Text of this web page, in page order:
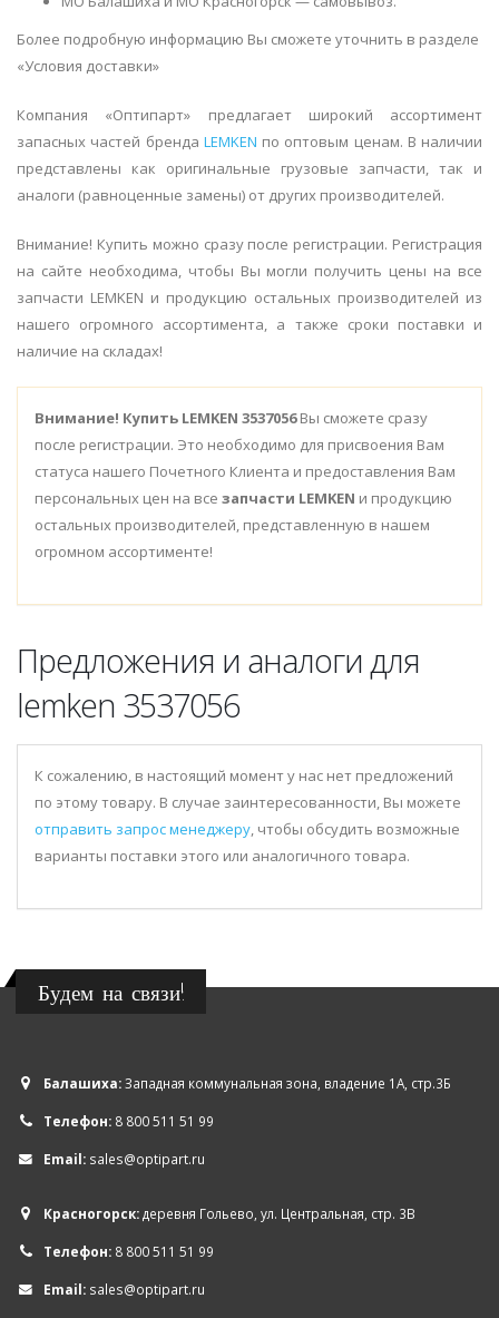
Более подробную информацию Вы сможете уточнить в разделе
«Условия доставки»
Компания «Оптипарт» предлагает широкий ассортимент
запасных частей бренда LEMKEN по оптовым ценам. В наличии
представлены как оригинальные грузовые запчасти, так и
аналоги (равноценные замены) от других производителей.
Внимание! Купить можно сразу после регистрации. Регистрация
на сайте необходима, чтобы Вы могли получить цены на все
запчасти LEMKEN и продукцию остальных производителей из
нашего огромного ассортимента, а также сроки поставки и
наличие на складах!
Внимание! Купить LEMKEN 3537056Вы сможете сразу
после регистрации. Это необходимо для присвоения Вам
статуса нашего Почетного Клиента и предоставления Вам
персональных цен на все запчасти LEMKEN и продукцию
остальных производителей, представленную в нашем
огромном ассортименте!
Предложения и аналоги для
lemken 3537056
К сожалению, в настоящий момент у нас нет предложений
по этому товару. В случае заинтересованности, Вы можете
отправить запрос менеджеру, чтобы обсудить возможные
варианты поставки этого или аналогичного товара.
Будем на связи!
Балашиха:Западная коммунальная зона, владение 1А, стр.3Б
Телефон: 8 800 511 51 99
Email: sales@optipart.ru
Красногорск:деревня Гольево, ул. Центральная, стр. 3В
Телефон: 8 800 511 51 99
Email: sales@optipart.ru